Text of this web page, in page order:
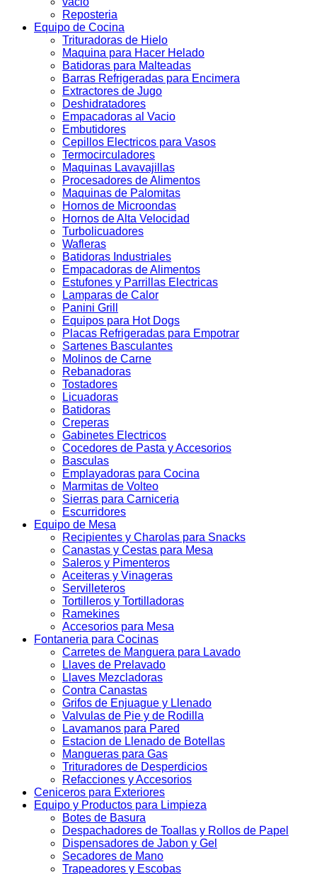
Reposteria
Equipo de Cocina
Trituradoras de Hielo
Maquina para Hacer Helado
Batidoras para Malteadas
Barras Refrigeradas para Encimera
Extractores de Jugo
Deshidratadores
Empacadoras al Vacio
Embutidores
Cepillos Electricos para Vasos
Termocirculadores
Maquinas Lavavajillas
Procesadores de Alimentos
Maquinas de Palomitas
Hornos de Microondas
Hornos de Alta Velocidad
Turbolicuadores
Wafleras
Batidoras Industriales
Empacadoras de Alimentos
Estufones y Parrillas Electricas
Lamparas de Calor
Panini Grill
Equipos para Hot Dogs
Placas Refrigeradas para Empotrar
Sartenes Basculantes
Molinos de Carne
Rebanadoras
Tostadores
Licuadoras
Batidoras
Creperas
Gabinetes Electricos
Cocedores de Pasta y Accesorios
Basculas
Emplayadoras para Cocina
Marmitas de Volteo
Sierras para Carniceria
Escurridores
Equipo de Mesa
Recipientes y Charolas para Snacks
Canastas y Cestas para Mesa
Saleros y Pimenteros
Aceiteras y Vinageras
Servilleteros
Tortilleros y Tortilladoras
Ramekines
Accesorios para Mesa
Fontaneria para Cocinas
Carretes de Manguera para Lavado
Llaves de Prelavado
Llaves Mezcladoras
Contra Canastas
Grifos de Enjuague y Llenado
Valvulas de Pie y de Rodilla
Lavamanos para Pared
Estacion de Llenado de Botellas
Mangueras para Gas
Trituradores de Desperdicios
Refacciones y Accesorios
Ceniceros para Exteriores
Equipo y Productos para Limpieza
Botes de Basura
Despachadores de Toallas y Rollos de Papel
Dispensadores de Jabon y Gel
Secadores de Mano
Trapeadores y Escobas